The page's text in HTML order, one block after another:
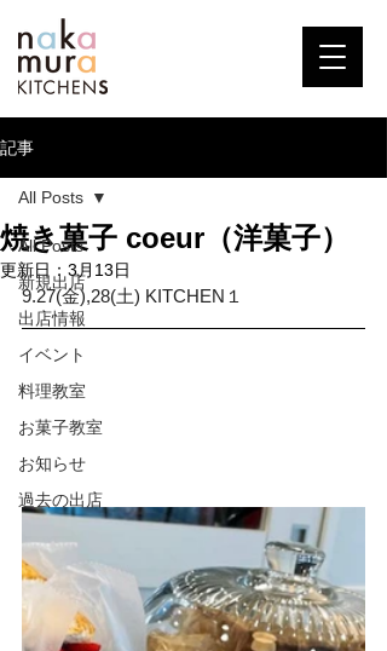
記事
All Posts
新規出店
出店情報
イベント
料理教室
お菓子教室
お知らせ
過去の出店
All Posts
焼き菓子 coeur（洋菓子）
更新日： 3月13日
9.27(金),28(土) KITCHEN１